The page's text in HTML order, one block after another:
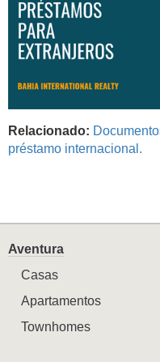
Relacionado:
préstamo internacional.
Aventura
Casas
Apartamentos
Townhomes